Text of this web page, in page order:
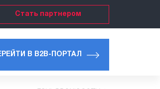
Стать партнером
В B2B-ПОРТАЛ